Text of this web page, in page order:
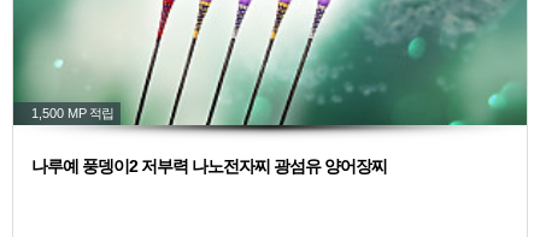
1,500 MP 적립
나루예 풍뎅이2 저부력 나노전자찌 광섬유 양어장찌